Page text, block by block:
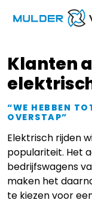
Klanten
“WE HEBBEN
OVERSTAP”
Elektrisch rijden
populariteit. Het
bedrijfswagens
maken het
te kiezen voor